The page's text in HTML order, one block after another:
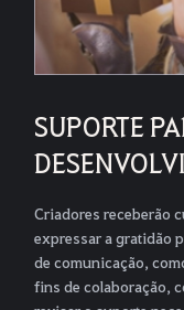
SUPORTE
Criadores receberão
expressar a gratidão
de comunicação,
fins de colaboração,